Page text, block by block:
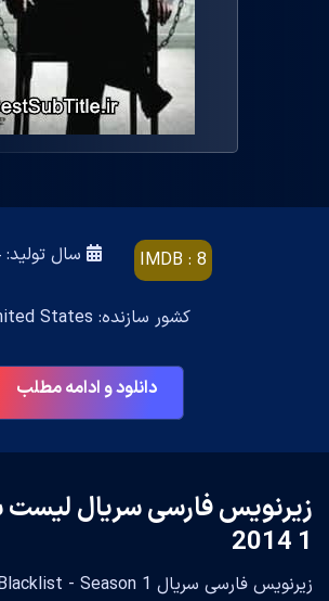
IMDB : 8 سال تولید: 2014
کشور سازنده: United States
دانلود و ادامه مطلب
زیرنویس فارسی سریال
1 2014